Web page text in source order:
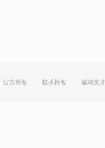
官方博客 技术博客 诚聘英才